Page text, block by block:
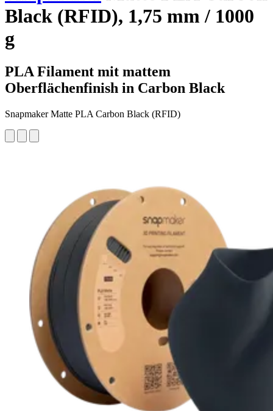
Black (RFID), 1,75 mm / 1000
g
PLA Filament mit mattem
Oberflächenfinish in Carbon Black
Snapmaker Matte PLA Carbon Black (RFID)